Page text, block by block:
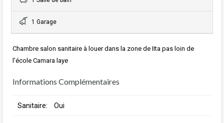
1 Garage
Chambre salon sanitaire à louer dans la zone de IIta pas loin de
l’école Camara laye
Informations Complémentaires
Sanitaire: Oui